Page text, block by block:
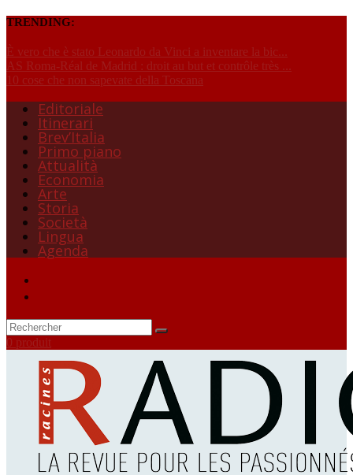
TRENDING:
È vero che è stato Leonardo da Vinci a inventare la bic...
AS Roma-Réal de Madrid : droit au but et contrôle très ...
10 cose che non sapevate della Toscana
Editoriale
Itinerari
Brev’Italia
Primo piano
Attualità
Economia
Arte
Storia
Società
Lingua
Agenda
0 produit